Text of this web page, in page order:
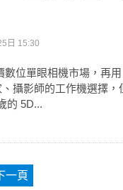
日 15:30
數位單眼相機市場，再
攝影師的工作機選擇
的 5D...
一頁